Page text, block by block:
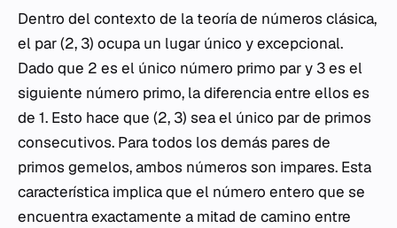
Dentro del contexto de la teoría de números clásica,
el par (2, 3) ocupa un lugar único y excepcional.
Dado que 2 es el único número primo par y 3 es el
siguiente número primo, la diferencia entre ellos es
de 1. Esto hace que (2, 3) sea el único par de primos
consecutivos. Para todos los demás pares de
primos gemelos, ambos números son impares. Esta
característica implica que el número entero que se
encuentra exactamente a mitad de camino entre